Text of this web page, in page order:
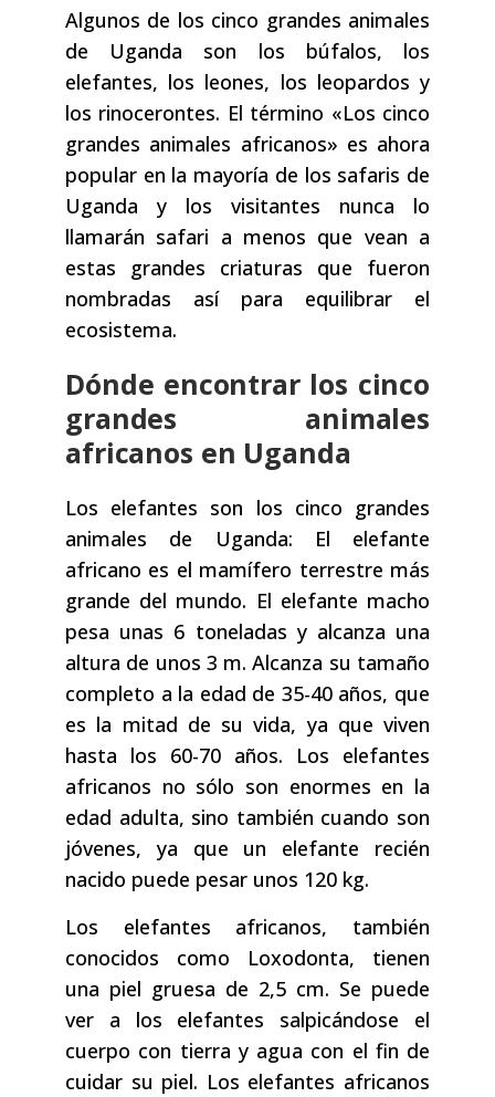
Algunos de los cinco grandes animales
de Uganda son los búfalos, los
elefantes, los leones, los leopardos y
los rinocerontes. El término «Los cinco
grandes animales africanos» es ahora
popular en la mayoría de los safaris de
Uganda y los visitantes nunca lo
llamarán safari a menos que vean a
estas grandes criaturas que fueron
nombradas así para equilibrar el
ecosistema.
Dónde encontrar los cinco
grandes animales
africanos en Uganda
Los elefantes son los cinco grandes
animales de Uganda: El elefante
africano es el mamífero terrestre más
grande del mundo. El elefante macho
pesa unas 6 toneladas y alcanza una
altura de unos 3 m. Alcanza su tamaño
completo a la edad de 35-40 años, que
es la mitad de su vida, ya que viven
hasta los 60-70 años. Los elefantes
africanos no sólo son enormes en la
edad adulta, sino también cuando son
jóvenes, ya que un elefante recién
nacido puede pesar unos 120 kg.
Los elefantes africanos, también
conocidos como Loxodonta, tienen
una piel gruesa de 2,5 cm. Se puede
ver a los elefantes salpicándose el
cuerpo con tierra y agua con el fin de
cuidar su piel. Los elefantes africanos